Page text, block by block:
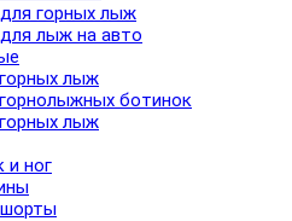
горных лыж
лыж на авто
лыж
ботинок
лыж
и ног